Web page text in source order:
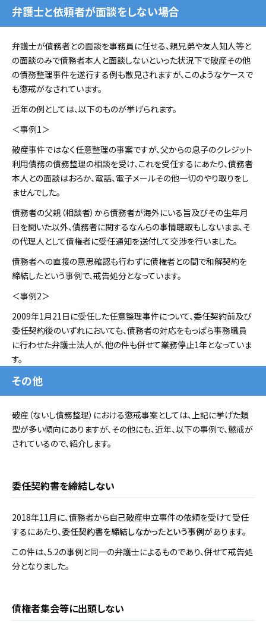
弁護士と依頼者が面談をしない場合
弁護士が債務者との面談を事務員に任せる、親兄弟や友人知人等と
の面談のみで債務者本人と面談しないといった状況下で破産その他
の債務整理事件を遂行する例も散見されますが、このようなケースで
も懲戒がなされています。
近年の例としては、以下のものが挙げられます。
＜事例1＞
破産事件ではなく任意整理の事案ですが、父からの息子のクレジット
利用債務の債務整理の相談を受け、これを受任するにあたり、債務者
本人との面談はおろか、電話、電子メールその他一切のやり取りをし
ませんでした。
債務者の父親（相談者）から債務者が海外にいる旨及びその生年月
日を聞いた以外、債務者に関するなんらの事情聴取もしないまま、そ
の代理人として債権者に受任通知を送付して交渉を行いました。
債務者への直接の意思確認も行わずに債権者との間で和解契約を
締結したという事例で、戒告処分となっています。
＜事例2＞
2009年1月21日に受任した任意整理事件について、委任契約前及び
委任契約後のいずれにおいても、債務者の対応をもっぱら事務職員
に行わせた弁護士法人が、他の件も併せて業務停止1年となっていま
す。
その他
破産（ないし債務整理）における懲戒事案としては、上記に挙げた類
型が多い傾向にありますが、その他にも、近年、以下の事例で、懲戒が
されているので、紹介します。
委任契約書を締結しない
2018年11月に、債務者から自己破産申立事件の依頼を受けて受任
するにあたり、委任契約書を締結しなかったという事例があります。
この件は、5.2の事例と同一の弁護士によるものであり、併せて戒告処
分となりました。
債権者集会等に出頭しない